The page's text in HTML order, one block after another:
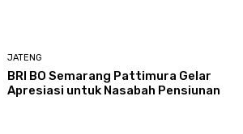
JATENG
BRI BO Semarang Pattimura Gelar
Apresiasi untuk Nasabah Pensiunan